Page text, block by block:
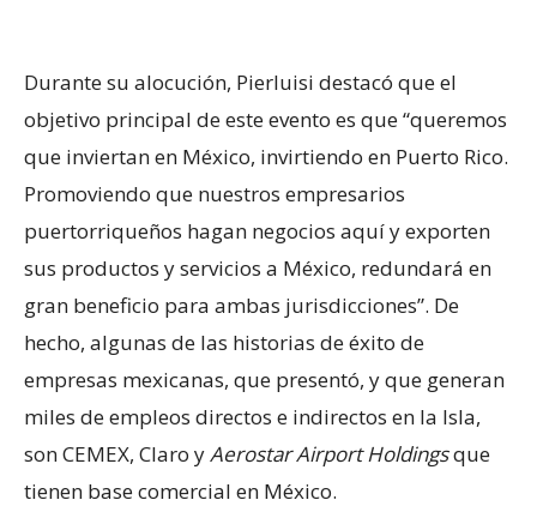
Durante su alocución, Pierluisi destacó que el
objetivo principal de este evento es que “queremos
que inviertan en México, invirtiendo en Puerto Rico.
Promoviendo que nuestros empresarios
puertorriqueños hagan negocios aquí y exporten
sus productos y servicios a México, redundará en
gran beneficio para ambas jurisdicciones”. De
hecho, algunas de las historias de éxito de
empresas mexicanas, que presentó, y que generan
miles de empleos directos e indirectos en la Isla,
son CEMEX, Claro yAerostar Airport Holdingsque
tienen base comercial en México.